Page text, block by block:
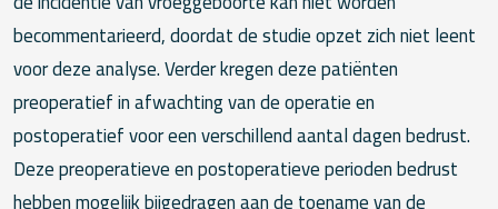
becommentarieerd, doordat de studie opzet zich niet leent
voor deze analyse. Verder kregen deze patiënten
preoperatief in afwachting van de operatie en
postoperatief voor een verschillend aantal dagen bedrust.
Deze preoperatieve en postoperatieve perioden bedrust